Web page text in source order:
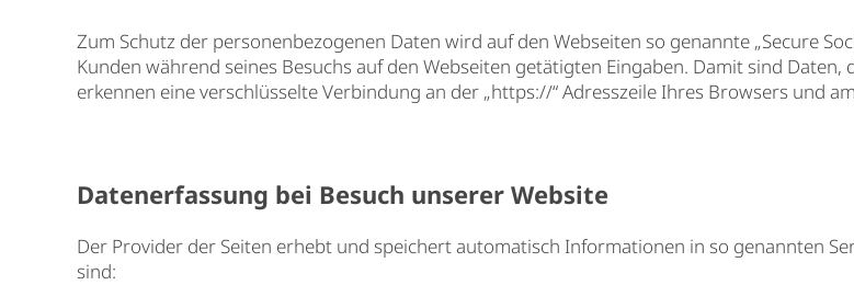
Zum Schutz der personenbezogenen Daten wird auf den Webseiten so genannte „Secure
Kunden während seines Besuchs auf den Webseiten getätigten Eingaben. Damit sind
erkennen eine verschlüsselte Verbindung an der „https://“ Adresszeile Ihres Browsers und
Datenerfassung bei Besuch unserer Website
Der Provider der Seiten erhebt und speichert automatisch Informationen in so genannten
sind: